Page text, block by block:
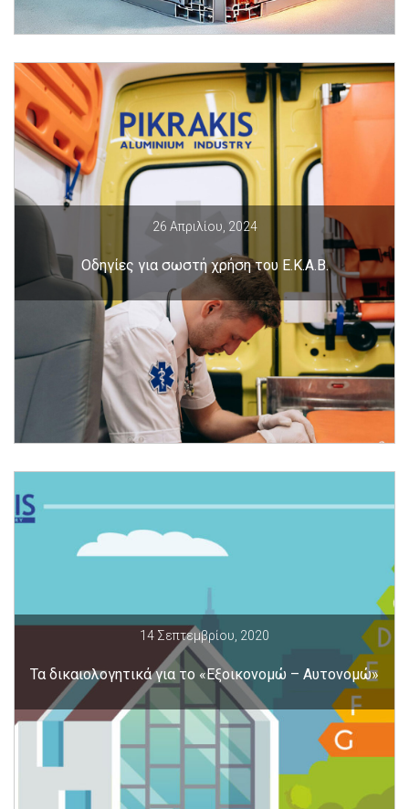
26 Απριλίου, 2024
Οδηγίες για σωστή χρήση του Ε.Κ.Α.Β.
14 Σεπτεμβρίου, 2020
Τα δικαιολογητικά για το «Εξοικονομώ – Αυτονομώ»